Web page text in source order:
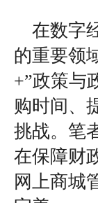
在数字
的重要领
+”政策与
购时间、
挑战。笔
在保障财
网上商城